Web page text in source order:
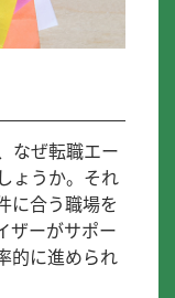
なぜ転職エー
ょうか。それ
に合う職場を
ザーがサポー
的に進められ